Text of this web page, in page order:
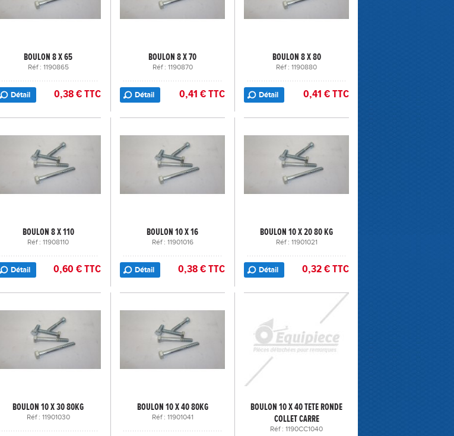
BOULON 8 X 65
Réf : 1190865
Détail 0,38 € TTC
BOULON 8 X 70
Réf : 1190870
Détail 0,41 € TTC
BOULON 8 X 80
Réf : 1190880
Détail 0,41 € TTC
BOULON 8 X 110
Réf : 11908110
Détail 0,60 € TTC
BOULON 10 X 16
Réf : 11901016
Détail 0,38 € TTC
BOULON 10 X 20 80 KG
Réf : 11901021
Détail 0,32 € TTC
BOULON 10 X 30 80KG
Réf : 11901030
BOULON 10 X 40 80KG
Réf : 11901041
BOULON 10 X 40 TETE RONDE
COLLET CARRE
Réf : 1190CC1040